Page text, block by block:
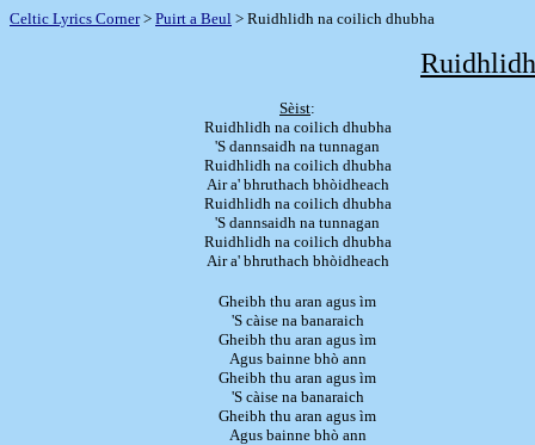
Celtic Lyrics Corner> Puirt a Beul > Ruidhlidh na coilich dhubha
Sèist:
Ruidhlidh na coilich dhubha
'S dannsaidh na tunnagan
Ruidhlidh na coilich dhubha
Air a' bhruthach bhòidheach
Ruidhlidh na coilich dhubha
'S dannsaidh na tunnagan
Ruidhlidh na coilich dhubha
Air a' bhruthach bhòidheach
Gheibh thu aran agus ìm
'S càise na banaraich
Gheibh thu aran agus ìm
Agus bainne bhò ann
Gheibh thu aran agus ìm
'S càise na banaraich
Gheibh thu aran agus ìm
Agus bainne bhò ann